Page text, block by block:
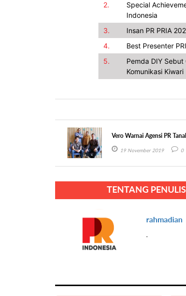
2.
Special
Indonesia
3.
Insan PR PRIA
4.
Best Presenter
5.
Pemda DIY
Komunikasi Kiwari
Vero Warnai Agensi PR
19 November 2019 0
TENTANG PENULIS
rahmadian
.